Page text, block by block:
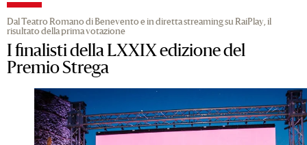
Dal Teatro Romano di Benevento e in diretta streaming su RaiPlay, il
risultato della prima votazione
I finalisti della LXXIX edizione del
Premio Strega